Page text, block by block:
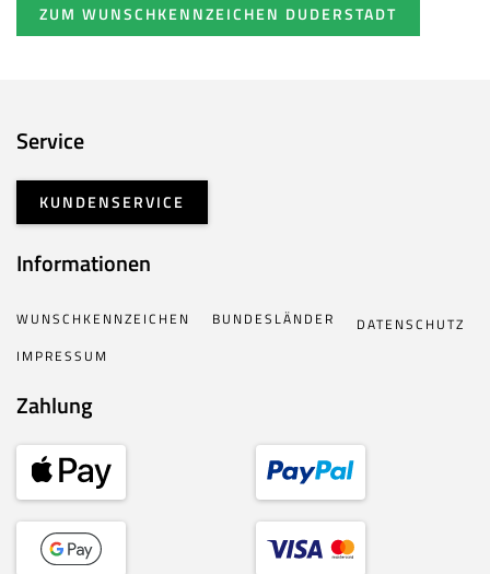
ZUM WUNSCHKENNZEICHEN DUDERSTADT
Service
KUNDENSERVICE
Informationen
WUNSCHKENNZEICHEN BUNDESLÄNDER
DATENSCHUTZ
IMPRESSUM
Zahlung